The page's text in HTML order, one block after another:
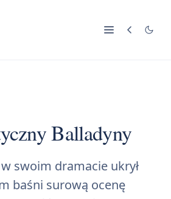
Balladyny
w swoim dramacie ukrył
baśni surową ocenę